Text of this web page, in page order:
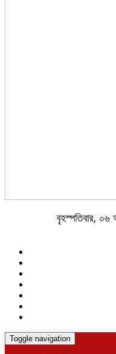
বৃহস্পতিবার,
Toggle navigation